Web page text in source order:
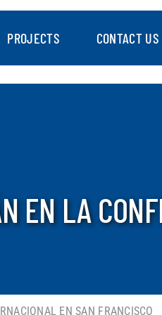
PROJECTS CONTACT US
EN LA
EN SAN FRANCISCO